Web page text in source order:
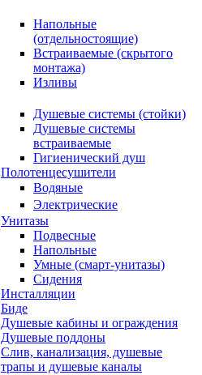
Напольные
(отдельностоящие)
Встраиваемые (скрытого
монтажа)
Изливы
Душевые системы (стойки)
Душевые системы
встраиваемые
Гигиенический душ
Полотенцесушители
ㅤВодяные
ㅤЭлектрические
Унитазы
Подвесные
Напольные
Умные (смарт-унитазы)
Сидения
Инсталляции
Биде
Душевые кабины и ограждения
Душевые поддоны
Слив, канализация, душевые
трапы и душевые каналы